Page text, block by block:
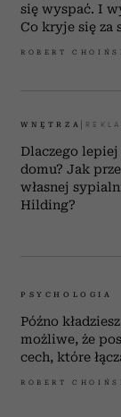
korzystasz z
Partnerzy
otrzymanymi
się wyspać. I
Co kryje się za
ROBERT
WNĘTRZA
Dlaczego
domu? Jak
własnej
Hilding?
PSYCHOLOGIA
Późno
możliwe, że
cech, które
ROBERT